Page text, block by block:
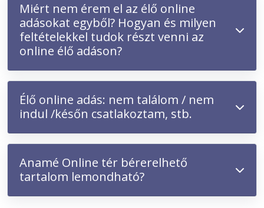
Miért nem érem el az élő online
adásokat egyből? Hogyan és milyen
feltételekkel tudok részt venni az
online élő adáson?
Élő online adás: nem találom / nem
indul /későn csatlakoztam, stb.
Anamé Online tér bérerelhető
tartalom lemondható?